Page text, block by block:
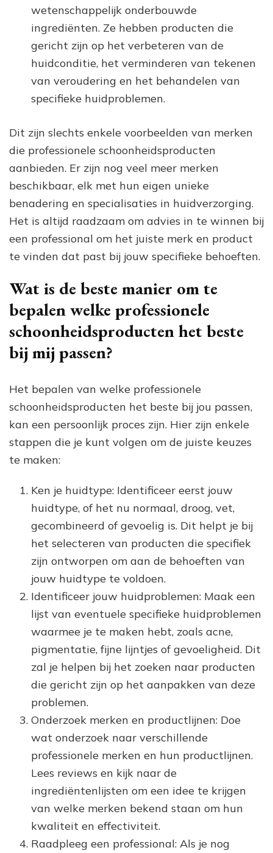
wetenschappelijk onderbouwde
ingrediënten. Ze hebben producten die
gericht zijn op het verbeteren van de
huidconditie, het verminderen van tekenen
van veroudering en het behandelen van
specifieke huidproblemen.
Dit zijn slechts enkele voorbeelden van merken
die professionele schoonheidsproducten
aanbieden. Er zijn nog veel meer merken
beschikbaar, elk met hun eigen unieke
benadering en specialisaties in huidverzorging.
Het is altijd raadzaam om advies in te winnen bij
een professional om het juiste merk en product
te vinden dat past bij jouw specifieke behoeften.
Wat is de beste manier om te
bepalen welke professionele
schoonheidsproducten het beste
bij mij passen?
Het bepalen van welke professionele
schoonheidsproducten het beste bij jou passen,
kan een persoonlijk proces zijn. Hier zijn enkele
stappen die je kunt volgen om de juiste keuzes
te maken:
Ken je huidtype: Identificeer eerst jouw
huidtype, of het nu normaal, droog, vet,
gecombineerd of gevoelig is. Dit helpt je bij
het selecteren van producten die specifiek
zijn ontworpen om aan de behoeften van
jouw huidtype te voldoen.
Identificeer jouw huidproblemen: Maak een
lijst van eventuele specifieke huidproblemen
waarmee je te maken hebt, zoals acne,
pigmentatie, fijne lijntjes of gevoeligheid. Dit
zal je helpen bij het zoeken naar producten
die gericht zijn op het aanpakken van deze
problemen.
Onderzoek merken en productlijnen: Doe
wat onderzoek naar verschillende
professionele merken en hun productlijnen.
Lees reviews en kijk naar de
ingrediëntenlijsten om een idee te krijgen
van welke merken bekend staan om hun
kwaliteit en effectiviteit.
Raadpleeg een professional: Als je nog